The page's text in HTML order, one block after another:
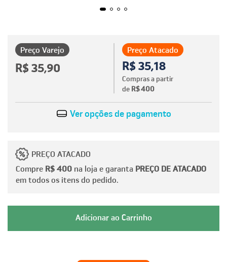
Preço Atacado
R$ 35,18
Compras a partir
de R$ 400
Preço Varejo
R$ 35,90
Ver opções de pagamento
PREÇO ATACADO
Compre R$ 400 na loja e garanta PREÇO DE ATACADO
em todos os itens do pedido.